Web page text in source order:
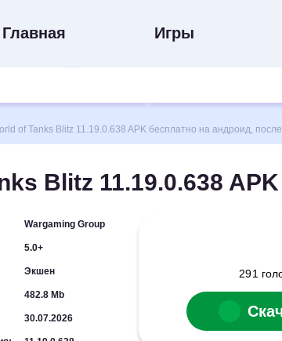
Главная Игры
of Tanks Blitz 11.19.0.638 APK бесплатно на андроид,
Blitz 11.19.0.638 APK
Wargaming Group
5.0+
Экшен
482.8 Mb
30.07.2026
291